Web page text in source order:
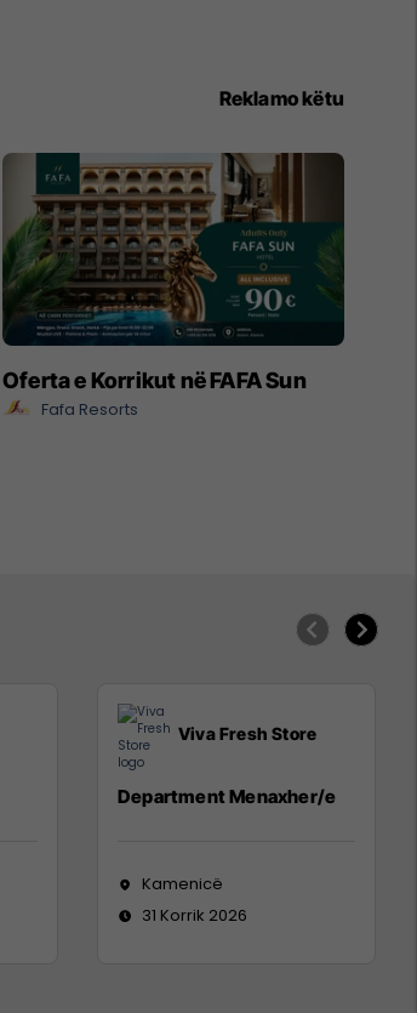
Reklamo këtu
Oferta e Korrikut në FAFA Sun
Fafa Resorts
Viva Fresh Store
Department Menaxher/e
Kamenicë
31 Korrik 2026